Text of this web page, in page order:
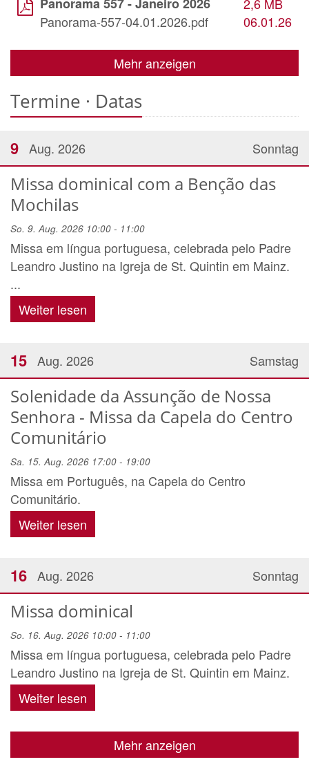
Panorama-557-04.01.2026.pdf
06.01.26
Mehr anzeigen
Termine · Datas
Sonntag
9 Aug. 2026
Missa dominical com a Benção das
Mochilas
So. 9. Aug. 2026 10:00 - 11:00
Missa em língua portuguesa, celebrada pelo Padre
Leandro Justino na Igreja de St. Quintin em Mainz.
...
Weiter lesen
Samstag
15 Aug. 2026
Solenidade da Assunção de Nossa
Senhora - Missa da Capela do Centro
Comunitário
Sa. 15. Aug. 2026 17:00 - 19:00
Missa em Português, na Capela do Centro
Comunitário.
Weiter lesen
Sonntag
16 Aug. 2026
Missa dominical
So. 16. Aug. 2026 10:00 - 11:00
Missa em língua portuguesa, celebrada pelo Padre
Leandro Justino na Igreja de St. Quintin em Mainz.
Weiter lesen
Mehr anzeigen